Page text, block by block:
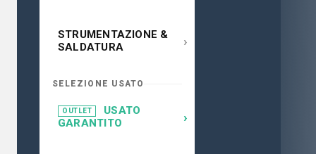
STRUMENTAZIONE &
SALDATURA
›
SELEZIONE USATO
OUTLET
USATO
GARANTITO
›